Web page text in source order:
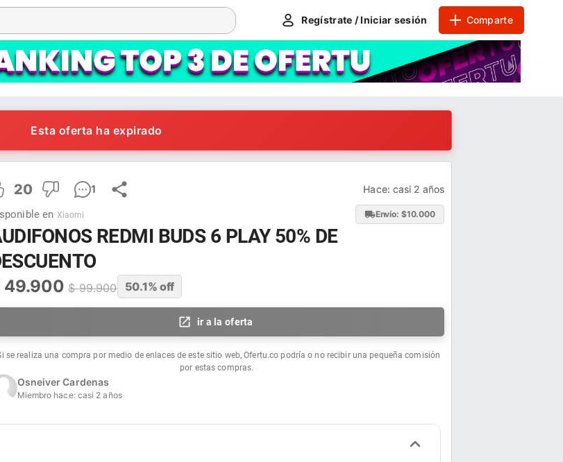
Regístrate / Iniciar sesión Comparte
Esta oferta ha expirado
20 1 Hace: casi 2 años
en Xiaomi Envío: $10.000
REDMI BUDS 6 PLAY 50% DE
49.900 $99.900 50.1% off
ir a la oferta
se realiza una compra por medio de enlaces de este sitio web, Ofertu.co podría o no recibir una pequeña comisión
por estas compras.
Osneiver Cardenas
Miembro hace: casi 2 años